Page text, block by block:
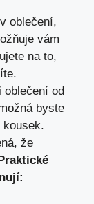
oblečení,
vám
na to,
oblečení od
byste
kousek.
že